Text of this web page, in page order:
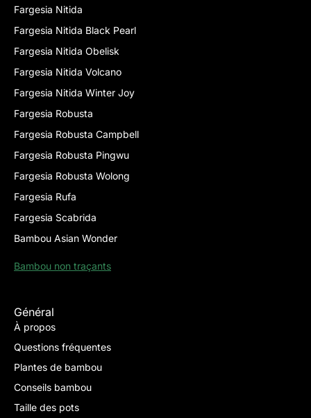
Fargesia Nitida
Fargesia Nitida Black Pearl
Fargesia Nitida Obelisk
Fargesia Nitida Volcano
Fargesia Nitida Winter Joy
Fargesia Robusta
Fargesia Robusta Campbell
Fargesia Robusta Pingwu
Fargesia Robusta Wolong
Fargesia Rufa
Fargesia Scabrida
Bambou Asian Wonder
Bambou non traçants
Général
À propos
Questions fréquentes
Plantes de bambou
Conseils bambou
Taille des pots